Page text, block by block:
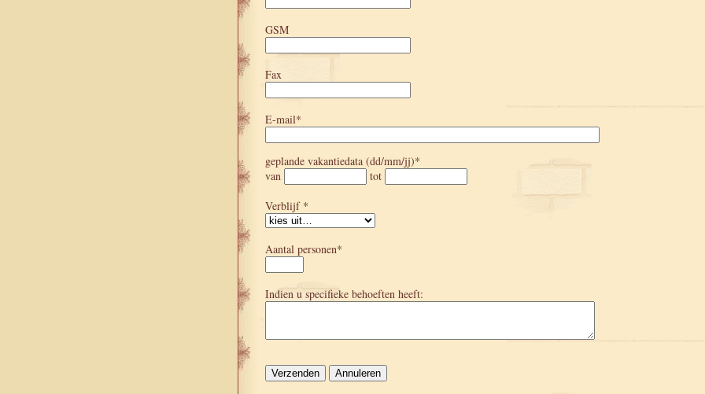
GSM
Fax
E-mail*
geplande vakantiedata (dd/mm/jj)*
van
tot
Verblijf *
Aantal personen*
Indien u specifieke behoeften heeft: